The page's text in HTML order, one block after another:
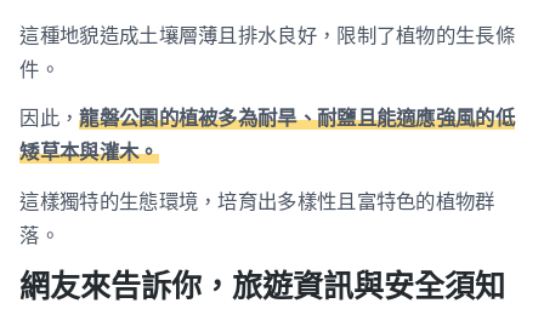
這種地貌造成土壤層薄且排水良好，限制了植物的生長條
件。
因此，龍磐公園的植被多為耐旱、耐鹽且能適應強風的低
矮草本與灌木。
這樣獨特的生態環境，培育出多樣性且富特色的植物群
落。
網友來告訴你，旅遊資訊與安全須知